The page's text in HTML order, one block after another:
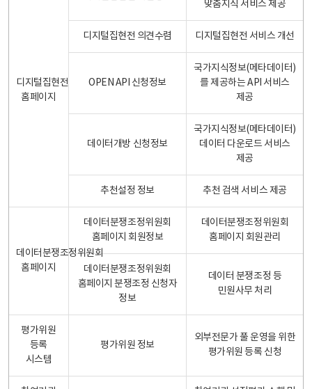
디지털집현전
홈페이지
맞춤지식 서비스 제공
디지털집현전 의견수렴 디지털집현전 서비스 개선
OPEN API 신청정보
국가지식정보(메타데이터)
를 제공하는 API 서비스
제공
데이터개방 신청정보
국가지식정보(메타데이터)
데이터 다운로드 서비스
제공
추천설정 정보 추천 검색 서비스 제공
데이터분쟁조정위원회
홈페이지
데이터분쟁조정위원회
홈페이지 회원정보
데이터분쟁조정위원회
홈페이지 회원관리
데이터분쟁조정위원회
홈페이지 분쟁조정 신청자
정보
데이터 분쟁조정 등
민원사무 처리
평가위원
등록
시스템
평가위원 정보
외부전문가 풀 운영을 위한
평가위원 등록 신청